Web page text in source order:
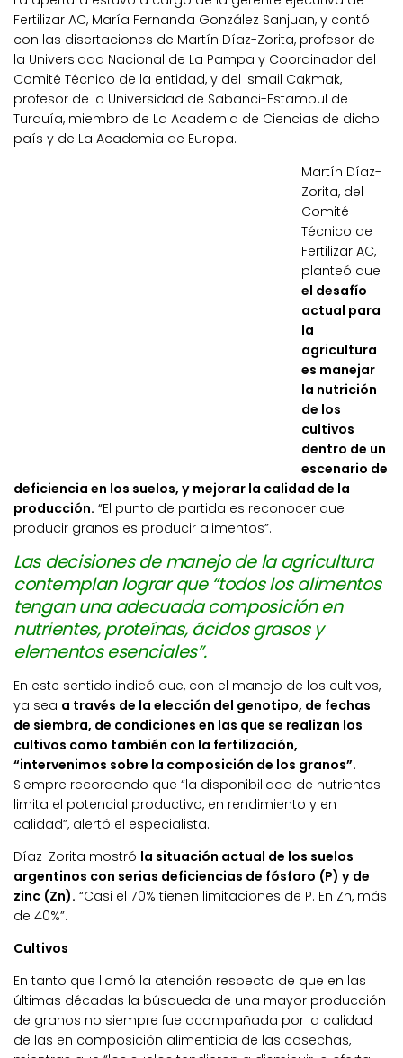
Fertilizar AC, María Fernanda González Sanjuan, y contó
con las disertaciones de Martín Díaz-Zorita, profesor de
la Universidad Nacional de La Pampa y Coordinador del
Comité Técnico de la entidad, y del Ismail Cakmak,
profesor de la Universidad de Sabanci-Estambul de
Turquía, miembro de La Academia de Ciencias de dicho
país y de La Academia de Europa.
Martín Díaz-
Zorita, del
Comité
Técnico de
Fertilizar AC,
planteó que
el desafío
actual para
la
agricultura
es manejar
la nutrición
de los
cultivos
dentro de un
escenario de
deficiencia en los suelos, y mejorar la calidad de la
producción. “El punto de partida es reconocer que
producir granos es producir alimentos”.
Las decisiones de manejo de la agricultura
contemplan lograr que “todos los alimentos
tengan una adecuada composición en
nutrientes, proteínas, ácidos grasos y
elementos esenciales”.
En este sentido indicó que, con el manejo de los cultivos,
ya sea a través de la elección del genotipo, de fechas
de siembra, de condiciones en las que se realizan los
cultivos como también con la fertilización,
“intervenimos sobre la composición de los granos”.
Siempre recordando que “la disponibilidad de nutrientes
limita el potencial productivo, en rendimiento y en
calidad”, alertó el especialista.
Díaz-Zorita mostró la situación actual de los suelos
argentinos con serias deficiencias de fósforo (P) y de
zinc (Zn). “Casi el 70% tienen limitaciones de P. En Zn, más
de 40%”.
Cultivos
En tanto que llamó la atención respecto de que en las
últimas décadas la búsqueda de una mayor producción
de granos no siempre fue acompañada por la calidad
de las en composición alimenticia de las cosechas,